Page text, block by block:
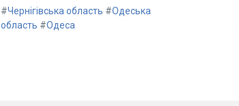
#Чернігівська область #Одеська
область #Одеса